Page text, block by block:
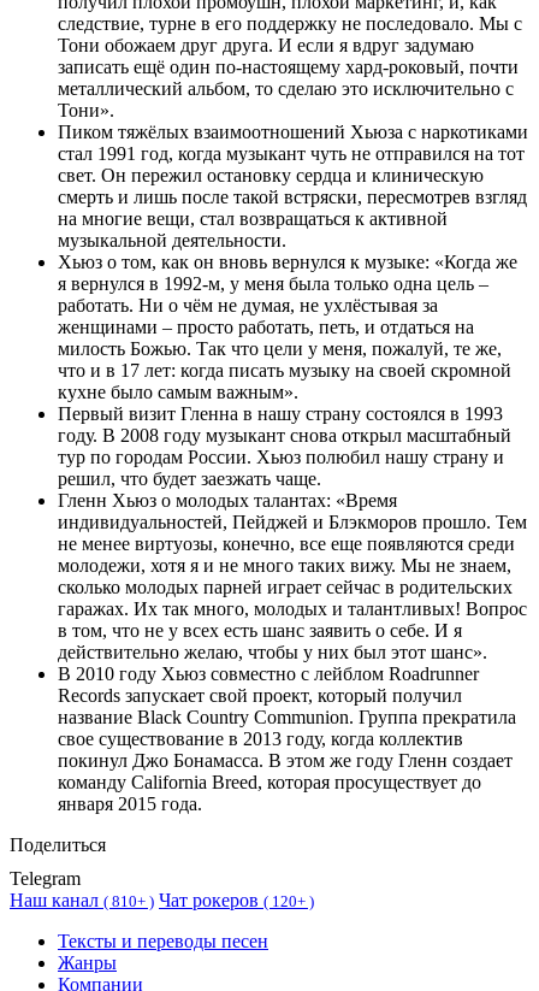
следствие, турне в его поддержку не последовало. Мы с
Тони обожаем друг друга. И если я вдруг задумаю
записать ещё один по-настоящему хард-роковый, почти
металлический альбом, то сделаю это исключительно с
Тони».
Пиком тяжёлых взаимоотношений Хьюза с наркотиками
стал 1991 год, когда музыкант чуть не отправился на тот
свет. Он пережил остановку сердца и клиническую
смерть и лишь после такой встряски, пересмотрев взгляд
на многие вещи, стал возвращаться к активной
музыкальной деятельности.
Хьюз о том, как он вновь вернулся к музыке: «Когда же
я вернулся в 1992-м, у меня была только одна цель –
работать. Ни о чём не думая, не ухлёстывая за
женщинами – просто работать, петь, и отдаться на
милость Божью. Так что цели у меня, пожалуй, те же,
что и в 17 лет: когда писать музыку на своей скромной
кухне было самым важным».
Первый визит Гленна в нашу страну состоялся в 1993
году. В 2008 году музыкант снова открыл масштабный
тур по городам России. Хьюз полюбил нашу страну и
решил, что будет заезжать чаще.
Гленн Хьюз о молодых талантах: «Время
индивидуальностей, Пейджей и Блэкморов прошло. Тем
не менее виртуозы, конечно, все еще появляются среди
молодежи, хотя я и не много таких вижу. Мы не знаем,
сколько молодых парней играет сейчас в родительских
гаражах. Их так много, молодых и талантливых! Вопрос
в том, что не у всех есть шанс заявить о себе. И я
действительно желаю, чтобы у них был этот шанс».
В 2010 году Хьюз совместно с лейблом Roadrunner
Records запускает свой проект, который получил
название Black Country Communion. Группа прекратила
свое существование в 2013 году, когда коллектив
покинул Джо Бонамасса. В этом же году Гленн создает
команду California Breed, которая просуществует до
января 2015 года.
Поделиться
Telegram
Наш канал ( 810+ ) Чат рокеров ( 120+ )
Тексты и переводы песен
Жанры
Компании